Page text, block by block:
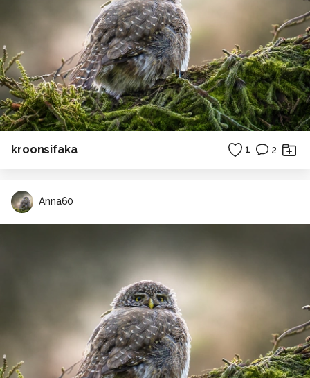
kroonsifaka 1 2
Anna60